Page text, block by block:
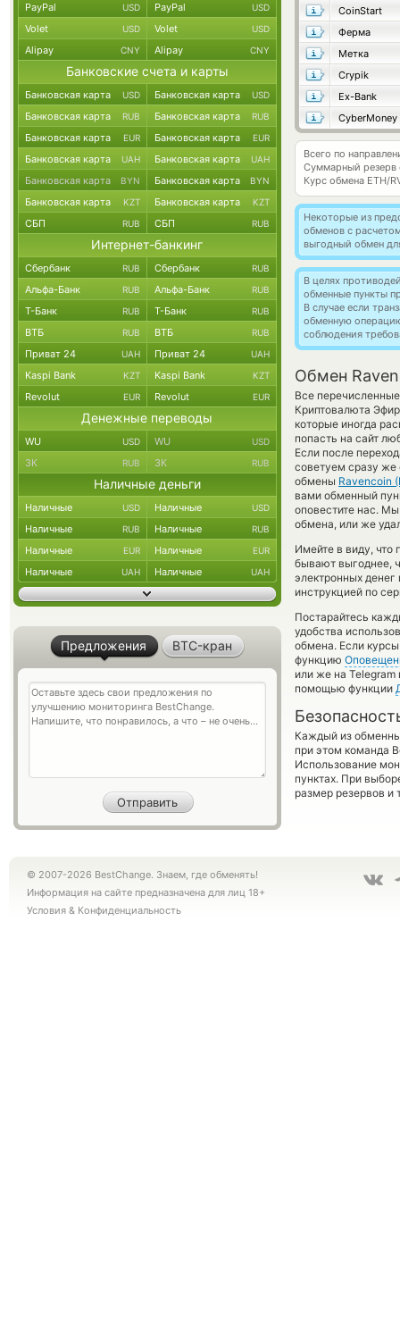
CoinStart
Ферма
Метка
Crypik
Ex-Bank
CyberMoney
Всего по
Суммарный резерв
Курс обмена ETH/
Некоторые из
обменов с
выгодный обмен
В целях
обменные пункты
В случае если
обменную
соблюдения
Обмен
Все
Криптовалюта
которые иногда
попасть на сайт
Если после
советуем сразу же
обмены Ravencoin
вами обменный
оповестите нас.
обмена, или же
Имейте в виду, что
бывают выгоднее,
электронных
инструкцией по
Постарайтесь
удобства
обмена. Если
функцию
или же на Telegram
помощью функции
Каждый из
при этом команда
Использование
пунктах. При
размер резервов и
PayPal USD PayPal USD
Volet USD Volet USD
Alipay CNY Alipay CNY
Банковские счета и карты
Банковская карта USD Банковская карта USD
Банковская карта RUB Банковская карта RUB
Банковская карта EUR Банковская карта EUR
Банковская карта UAH Банковская карта UAH
Банковская карта BYN Банковская карта BYN
Банковская карта KZT Банковская карта KZT
СБП RUB СБП RUB
Интернет-банкинг
Сбербанк RUB Сбербанк RUB
Альфа-Банк RUB Альфа-Банк RUB
Т-Банк RUB Т-Банк RUB
ВТБ RUB ВТБ RUB
Приват 24 UAH Приват 24 UAH
Kaspi Bank KZT Kaspi Bank KZT
Revolut EUR Revolut EUR
Денежные переводы
WU USD WU USD
ЗК RUB ЗК RUB
Наличные деньги
Наличные USD Наличные USD
Наличные RUB Наличные RUB
Наличные EUR Наличные EUR
Наличные UAH Наличные UAH
Предложения BTC-кран
© 2007-2026 BestChange. Знаем, где обменять!
Информация на сайте предназначена для лиц 18+
Условия & Конфиденциальность